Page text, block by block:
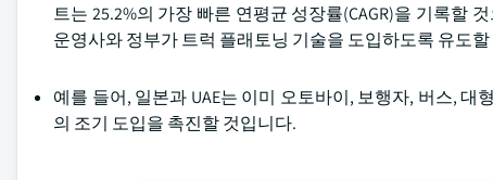
트는 25.2%의 가장 빠른 연평균 성장률(CAGR)을 기록할
운영사와 정부가 트럭 플래토닝 기술을 도입하도록 유도
예를 들어, 일본과 UAE는 이미 오토바이, 보행자, 버스,
의 조기 도입을 촉진할 것입니다.